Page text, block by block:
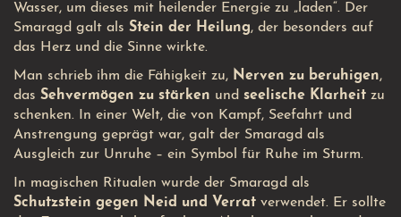
Wasser, um dieses mit heilender Energie zu „laden“. Der
Smaragd galt als Stein der Heilung, der besonders auf
das Herz und die Sinne wirkte.
Man schrieb ihm die Fähigkeit zu, Nerven zu beruhigen,
das Sehvermögen zu stärken und seelische Klarheit zu
schenken. In einer Welt, die von Kampf, Seefahrt und
Anstrengung geprägt war, galt der Smaragd als
Ausgleich zur Unruhe – ein Symbol für Ruhe im Sturm.
In magischen Ritualen wurde der Smaragd als
Schutzstein gegen Neid und Verrat verwendet. Er sollte